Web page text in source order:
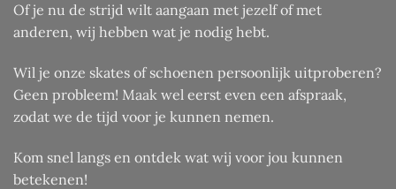
Of je nu de strijd wilt aangaan met jezelf of met
anderen, wij hebben wat je nodig hebt.
Wil je onze skates of schoenen persoonlijk uitproberen?
Geen probleem! Maak wel eerst even een afspraak,
zodat we de tijd voor je kunnen nemen.
Kom snel langs en ontdek wat wij voor jou kunnen
betekenen!